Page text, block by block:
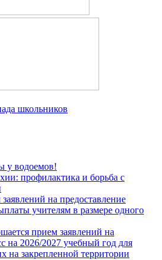
у водоемов!
профилактика и борьба с
на предоставление
учителям в размере одного
прием заявлений на
на 2026/2027 учебный год для
на закрепленной территории